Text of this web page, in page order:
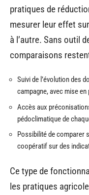
pratiques de
mesurer leur effet
à l’autre. Sans outil
comparaisons
Suivi de l’évolution des
campagne, avec mise
Accès aux
pédoclimatique de
Possibilité de comparer
coopératif sur des
Ce type de
les pratiques